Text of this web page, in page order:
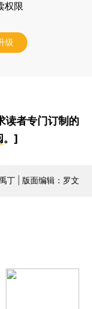
权限
级
读者专门订制的
。]
丁 | 版面编辑：罗文